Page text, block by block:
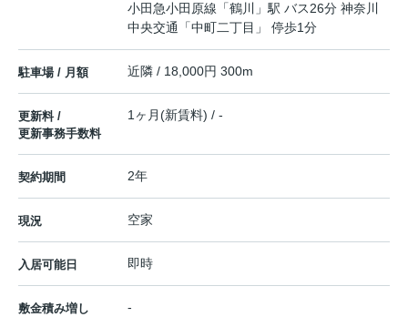
小田急小田原線 「鶴川
」駅 バス26分 神奈川
中央交通「中町二丁目」 停歩1分
駐車場 / 月額 近隣 / 18,000円 300m
更新料 /
更新事務手数料
1ヶ月(新賃料) / -
契約期間 2年
現況 空家
入居可能日 即時
敷金積み増し -